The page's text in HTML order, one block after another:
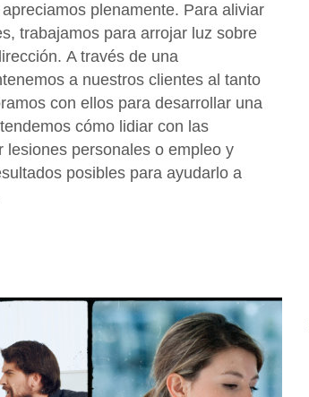
plenamente. Para aliviar
trabajamos para arrojar luz sobre
A través de una
a nuestros clientes al tanto
con ellos para desarrollar una
cómo lidiar con las
personales o empleo y
posibles para ayudarlo a